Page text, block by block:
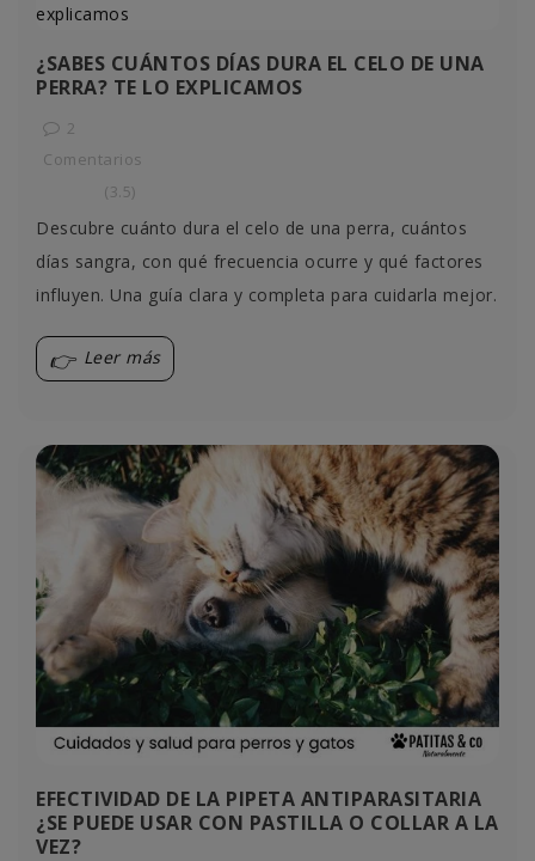
¿SABES CUÁNTOS DÍAS DURA EL CELO DE UNA
PERRA? TE LO EXPLICAMOS
2
Comentarios
(3.5)
Descubre cuánto dura el celo de una perra, cuántos
días sangra, con qué frecuencia ocurre y qué factores
influyen. Una guía clara y completa para cuidarla mejor.
Leer más
EFECTIVIDAD DE LA PIPETA ANTIPARASITARIA
¿SE PUEDE USAR CON PASTILLA O COLLAR A LA
VEZ?